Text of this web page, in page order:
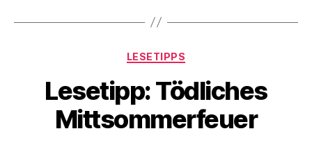
Kategorien
LESETIPPS
Lesetipp: Tödliches
Mittsommerfeuer